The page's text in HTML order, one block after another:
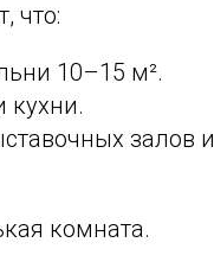
что:
10–15 м².
кухни.
залов и
комната.